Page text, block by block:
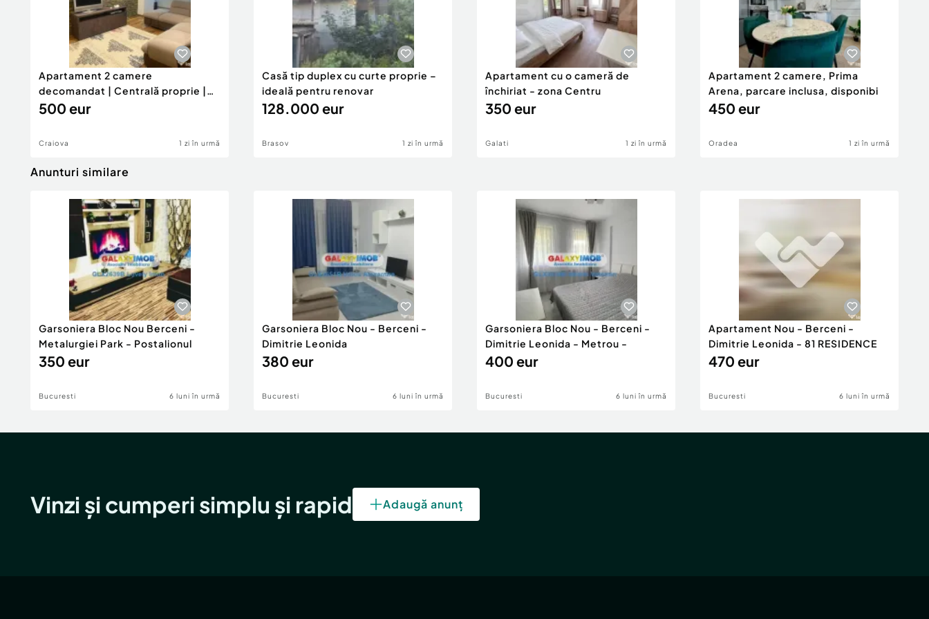
Apartament 2 camere
decomandat | Centrală proprie |
60 mp |
500 eur
Craiova 1 zi în urmă
Casă tip duplex cu curte proprie –
ideală pentru renovar
128.000 eur
Brasov 1 zi în urmă
Apartament cu o cameră de
închiriat - zona Centru
350 eur
Galati 1 zi în urmă
Apartament 2 camere, Prima
Arena, parcare inclusa, disponibi
450 eur
Oradea 1 zi în urmă
Anunturi similare
Garsoniera Bloc Nou Berceni -
Metalurgiei Park - Postalionul
350 eur
Bucuresti 6 luni în urmă
Garsoniera Bloc Nou - Berceni -
Dimitrie Leonida
380 eur
Bucuresti 6 luni în urmă
Garsoniera Bloc Nou - Berceni -
Dimitrie Leonida - Metrou -
400 eur
Bucuresti 6 luni în urmă
Apartament Nou - Berceni -
Dimitrie Leonida - 81 RESIDENCE
470 eur
Bucuresti 6 luni în urmă
Vinzi și cumperi simplu și rapid Adaugă anunț